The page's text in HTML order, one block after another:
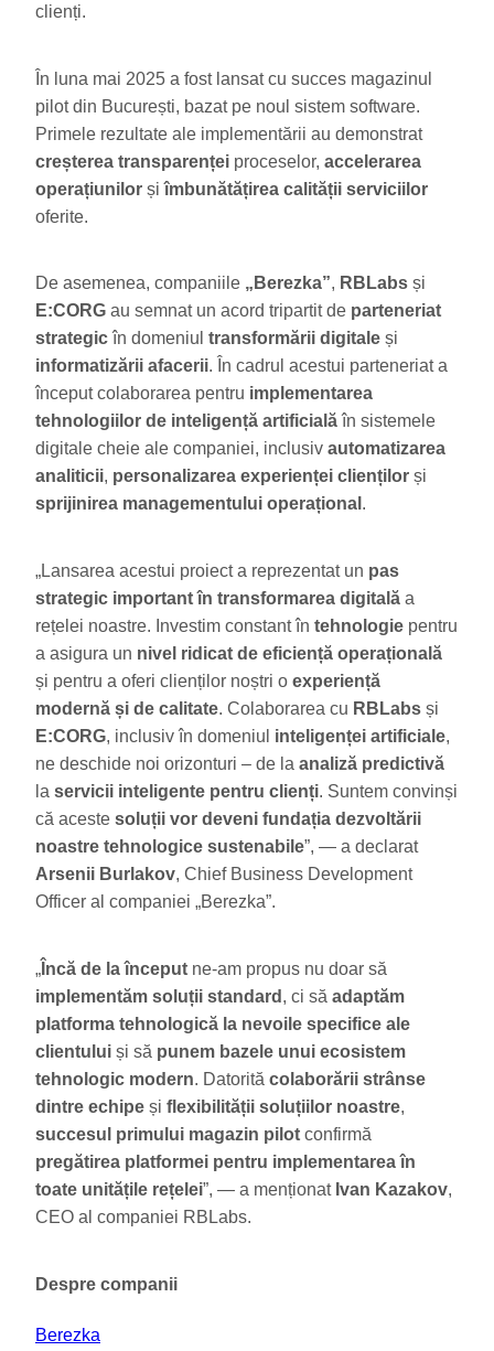
clienți.
În luna mai 2025 a fost lansat cu succes magazinul
pilot din București, bazat pe noul sistem software.
Primele rezultate ale implementării au demonstrat
creșterea transparenței proceselor, accelerarea
operațiunilor șiîmbunătățirea calității serviciilor
oferite.
De asemenea, companiile „Berezka”, RBLabs și
E:CORG au semnat un acord tripartit de parteneriat
strategicîn domeniul transformării digitale și
informatizării afacerii. În cadrul acestui parteneriat a
început colaborarea pentru implementarea
tehnologiilor de inteligență artificialăîn sistemele
digitale cheie ale companiei, inclusiv automatizarea
analiticii, personalizarea experienței clienților și
sprijinirea managementului operațional .
„Lansarea acestui proiect a reprezentat un pas
strategic important în transformarea digitală a
rețelei noastre. Investim constant în tehnologie pentru
a asigura un nivel ridicat de eficiență operațională
și pentru a oferi clienților noștri o experiență
modernă și de calitate. Colaborarea cu RBLabs și
E:CORG, inclusiv în domeniul inteligenței artificiale,
ne deschide noi orizonturi – de la analiză predictivă
la servicii inteligente pentru clienți. Suntem convinși
că aceste soluții vor deveni fundația dezvoltării
noastre tehnologice sustenabile”, — a declarat
Arsenii Burlakov, Chief Business Development
Officer al companiei „Berezka”.
„ Încă de la început ne-am propus nu doar să
implementăm soluții standard , ci să adaptăm
platforma tehnologică la nevoile specifice ale
clientului și să punem bazele unui ecosistem
tehnologic modern. Datorită colaborării strânse
dintre echipe și flexibilității soluțiilor noastre,
succesul primului magazin pilot confirmă
pregătirea platformei pentru implementarea în
toate unitățile rețelei”, — a menționat Ivan Kazakov,
CEO al companiei RBLabs.
Despre companii
Berezka